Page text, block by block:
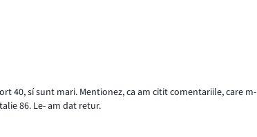
40, sí sunt mari. Mentionez, ca am citit comentariile, care m-
86. Le- am dat retur.